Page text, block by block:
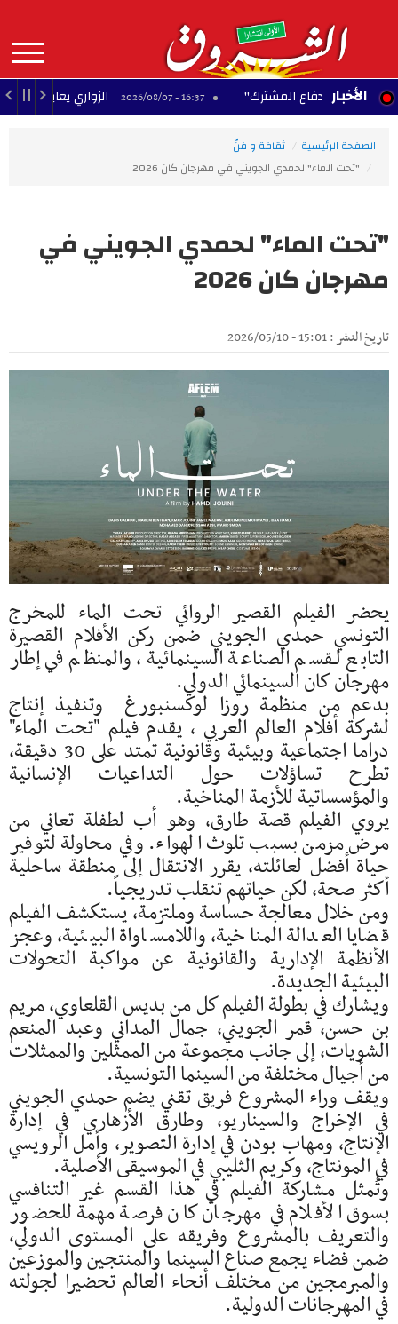
contenu
principal
MAIN
NAVIGATION الأخبار
للدفاع المشترك" 16:37 - 2026/08/07 الزواري يعاين مدخل
الصفحة الرئيسية
ثقافة و فنّ
"تحت الماء" لحمدي الجويني في مهرجان كان 2026
"تحت الماء" لحمدي الجويني في
مهرجان كان 2026
تاريخ النشر : 15:01 - 2026/05/10
يحضر الفيلم القصير الروائي تحت الماء للمخرج
التونسي حمدي الجويني ضمن ركن الأفلام القصيرة
التابع لـقسم الصناعة السينمائية، والمنظم في إطار
مهرجان كان السينمائي الدولي.
بدعم من منظمة روزا لوكسنبورغ وتنفيذ إنتاج
لشركة أفلام العالم العربي ، يقدم فيلم "تحت الماء"
دراما اجتماعية وبيئية وقانونية تمتد على 30 دقيقة،
تطرح تساؤلات حول التداعيات الإنسانية
والمؤسساتية للأزمة المناخية.
يروي الفيلم قصة طارق، وهو أب لطفلة تعاني من
مرض مزمن بسبب تلوث الهواء. وفي محاولة لتوفير
حياة أفضل لعائلته، يقرر الانتقال إلى منطقة ساحلية
أكثر صحة، لكن حياتهم تنقلب تدريجياً.
ومن خلال معالجة حساسة وملتزمة، يستكشف الفيلم
قضايا العدالة المناخية، واللامساواة البيئية، وعجز
الأنظمة الإدارية والقانونية عن مواكبة التحولات
البيئية الجديدة.
ويشارك في بطولة الفيلم كل من بديس القلعاوي، مريم
بن حسن، قمر الجويني، جمال المداني وعبد المنعم
الشويات، إلى جانب مجموعة من الممثلين والممثلات
من أجيال مختلفة من السينما التونسية.
ويقف وراء المشروع فريق تقني يضم حمدي الجويني
في الإخراج والسيناريو، وطارق الأزهاري في إدارة
الإنتاج، ومهاب بودن في إدارة التصوير، وأمل الرويسي
في المونتاج، وكريم الثليبي في الموسيقى الأصلية.
وتُمثل مشاركة الفيلم في هذا القسم غير التنافسي
بسوق الأفلام في مهرجان كان فرصة مهمة للحضور
والتعريف بالمشروع وفريقه على المستوى الدولي،
ضمن فضاء يجمع صناع السينما والمنتجين والموزعين
والمبرمجين من مختلف أنحاء العالم تحضيرا لجولته
في المهرجانات الدولية.